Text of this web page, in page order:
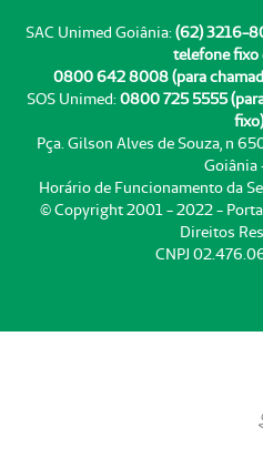
SAC Unimed Goiânia: (62) 3216-
telefone fixo
0800 642 8008 (para
SOS Unimed: 0800 725 5555
fixo)
Pça. Gilson Alves de Souza, n
Goiânia
Horário de Funcionamento da
© Copyright 2001 - 2022 -
Direitos
CNPJ